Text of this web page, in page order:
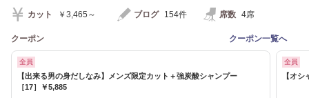
カット ￥3,465～ ブログ 154件 席数 4席
クーポン クーポン一覧へ
全員
【出来る男の身だしなみ】メンズ限定カット＋強炭酸シャンプー
［17］￥5,885
全員
【オ